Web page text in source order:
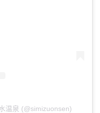
温泉 (@simizuonsen)